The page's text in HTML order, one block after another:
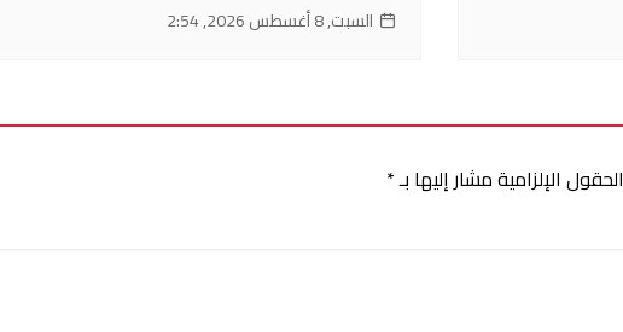
السبت, 8 أغسطس 2026, 2:54
الحقول الإلزامية مشار إليها بـ*